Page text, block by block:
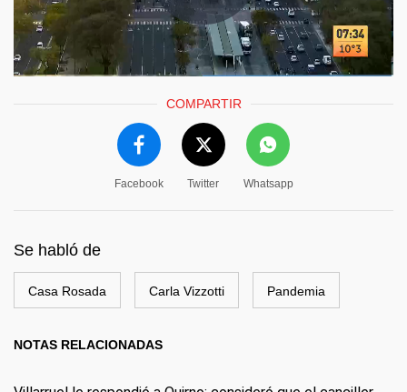
COMPARTIR
Facebook Twitter Whatsapp
Se habló de
Casa Rosada Carla Vizzotti Pandemia
NOTAS RELACIONADAS